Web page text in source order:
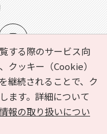
する際のサービス向
クッキー（Cookie）
継続されることで、ク
ます。詳細について
報の取り扱いについ
入り
ヘルプ
運営会社
問い合わせ